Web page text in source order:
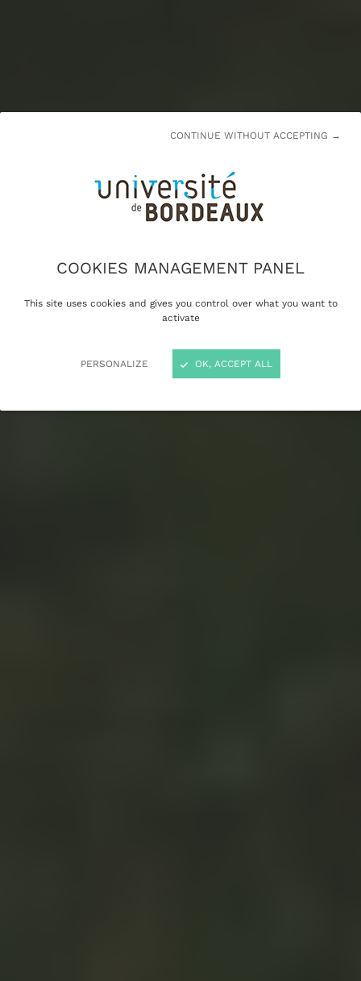
COOKIES MANAGEMENT PANEL
This site uses cookies and gives you control over what you want to
activate
PERSONALIZE
CONTINUE WITHOUT ACCEPTING →
OK, ACCEPT ALL